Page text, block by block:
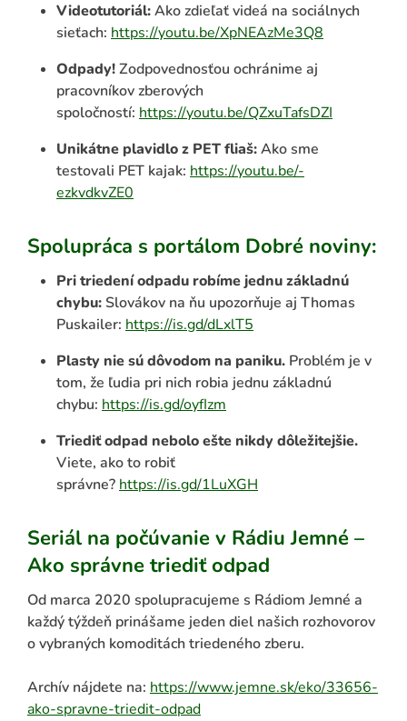
Videotutoriál:Ako zdieľať videá na sociálnych
sieťach: https://youtu.be/XpNEAzMe3Q8
Odpady!Zodpovednosťou ochránime aj
pracovníkov zberových
spoločností: https://youtu.be/QZxuTafsDZI
Unikátne plavidlo z PET fliaš:Ako sme
testovali PET kajak: https://youtu.be/-
ezkvdkvZE0
Spolupráca s portálom Dobré noviny:
Pri triedení odpadu robíme jednu základnú
chybu:Slovákov na ňu upozorňuje aj Thomas
Puskailer: https://is.gd/dLxlT5
Plasty nie sú dôvodom na paniku. Problém je v
tom, že ľudia pri nich robia jednu základnú
chybu: https://is.gd/oyfIzm
Triediť odpad nebolo ešte nikdy dôležitejšie.
Viete, ako to robiť
správne? https://is.gd/1LuXGH
Seriál na počúvanie v Rádiu Jemné –
Ako správne triediť odpad
Od marca 2020 spolupracujeme s Rádiom Jemné a
každý týždeň prinášame jeden diel našich rozhovorov
o vybraných komoditách triedeného zberu.
Archív nájdete na: https://www.jemne.sk/eko/33656-
ako-spravne-triedit-odpad